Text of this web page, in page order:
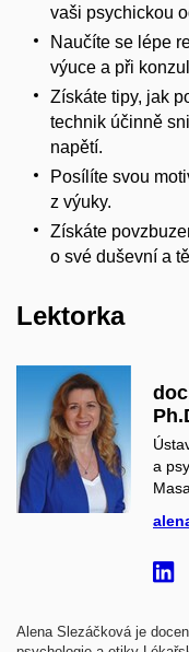
vaši psychickou
Naučíte se lépe
výuce a při
Získáte tipy, jak
technik účinně
napětí.
Posílíte svou
z výuky.
Získáte
o své duševní a
Lektorka
a
Alena Slezáčková je